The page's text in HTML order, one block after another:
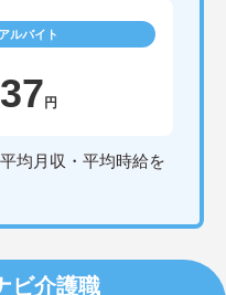
ルバイト
円
均月収・平均時給を
ビ介護職